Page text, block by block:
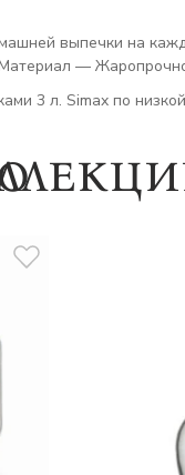
выпечки на
—
3 л. Simax по